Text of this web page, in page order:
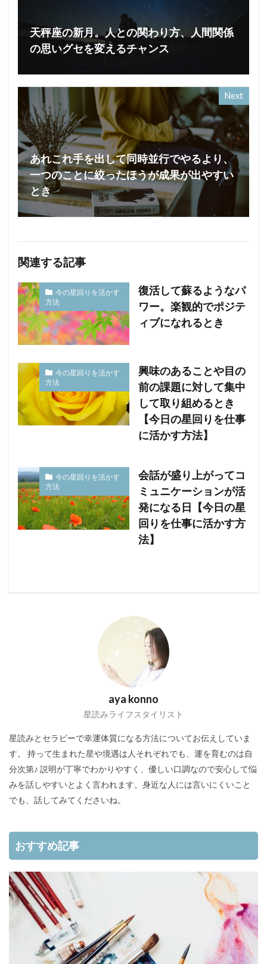
天秤座の新月。人との関わり方、人間関係
の思いグセを変えるチャンス
Next
あれこれ手を出して同時並行でやるより、
一つのことに絞ったほうが成果が出やすい
とき
関連する記事
今の星回りを活かす
方法
復活して蘇るようなパ
ワー。楽観的でポジテ
ィブになれるとき
今の星回りを活かす
方法
興味のあることや目の
前の課題に対して集中
して取り組めるとき
【今日の星回りを仕事
に活かす方法】
今の星回りを活かす
方法
会話が盛り上がってコ
ミュニケーションが活
発になる日【今日の星
回りを仕事に活かす方
法】
aya konno
星読みライフスタイリスト
星読みとセラピーで幸運体質になる方法についてお伝えしていま
す。 持って生まれた星や境遇は人それぞれでも、運を育むのは自
分次第♪ 説明が丁寧でわかりやすく、優しい口調なので安心して悩
みを話しやすいとよく言われます。身近な人には言いにくいこと
でも、話してみてくださいね。
おすすめ記事